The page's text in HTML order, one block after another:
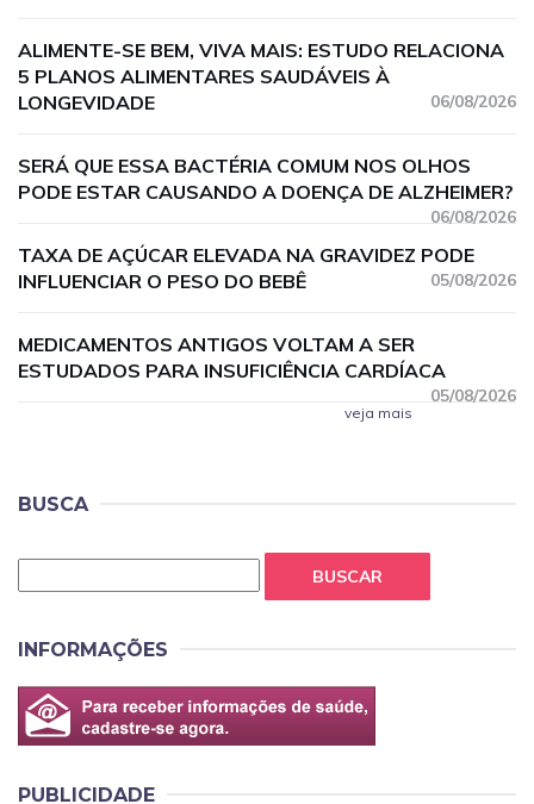
ALIMENTE-SE BEM, VIVA MAIS: ESTUDO RELACIONA
5 PLANOS ALIMENTARES SAUDÁVEIS À
LONGEVIDADE
06/08/2026
SERÁ QUE ESSA BACTÉRIA COMUM NOS OLHOS
PODE ESTAR CAUSANDO A DOENÇA DE ALZHEIMER?
06/08/2026
TAXA DE AÇÚCAR ELEVADA NA GRAVIDEZ PODE
INFLUENCIAR O PESO DO BEBÊ
05/08/2026
MEDICAMENTOS ANTIGOS VOLTAM A SER
ESTUDADOS PARA INSUFICIÊNCIA CARDÍACA
05/08/2026
veja mais
BUSCA
BUSCAR
INFORMAÇÕES
PUBLICIDADE